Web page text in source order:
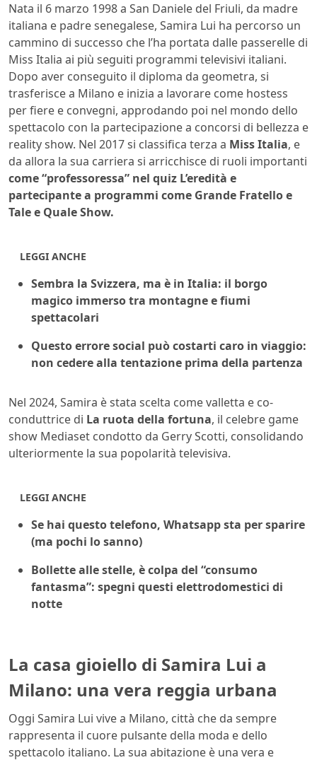
Nata il 6 marzo 1998 a San Daniele del Friuli, da madre
italiana e padre senegalese, Samira Lui ha percorso un
cammino di successo che l’ha portata dalle passerelle di
Miss Italia ai più seguiti programmi televisivi italiani.
Dopo aver conseguito il diploma da geometra, si
trasferisce a Milano e inizia a lavorare come hostess
per fiere e convegni, approdando poi nel mondo dello
spettacolo con la partecipazione a concorsi di bellezza e
reality show. Nel 2017 si classifica terza a Miss Italia, e
da allora la sua carriera si arricchisce di ruoli importanti
come “professoressa” nel quiz L’eredità e
partecipante a programmi come Grande Fratello e
Tale e Quale Show.
LEGGI ANCHE
Sembra la Svizzera, ma è in Italia: il borgo
magico immerso tra montagne e fiumi
spettacolari
Questo errore social può costarti caro in viaggio:
non cedere alla tentazione prima della partenza
Nel 2024, Samira è stata scelta come valletta e co-
conduttrice di La ruota della fortuna, il celebre game
show Mediaset condotto da Gerry Scotti, consolidando
ulteriormente la sua popolarità televisiva.
LEGGI ANCHE
Se hai questo telefono, Whatsapp sta per sparire
(ma pochi lo sanno)
Bollette alle stelle, è colpa del “consumo
fantasma”: spegni questi elettrodomestici di
notte
La casa gioiello di Samira Lui a
Milano: una vera reggia urbana
Oggi Samira Lui vive a Milano, città che da sempre
rappresenta il cuore pulsante della moda e dello
spettacolo italiano. La sua abitazione è una vera e